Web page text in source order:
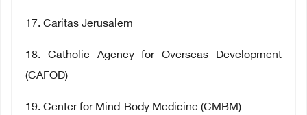
17. Caritas Jerusalem
18. Catholic Agency for Overseas Development
(CAFOD)
19. Center for Mind-Body Medicine (CMBM)